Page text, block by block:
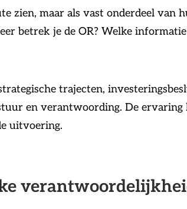
zien, maar als vast onderdeel
betrek je de OR? Welke
trajecten,
en verantwoording. De
uitvoering.